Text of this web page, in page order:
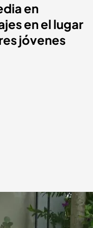
en
en el lugar
jóvenes
donde fallecieron los